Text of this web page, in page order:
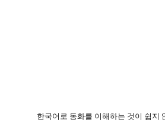
한국어로 동화를 이해하는 것이 쉽지